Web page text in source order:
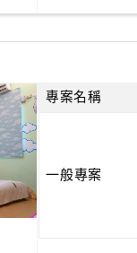
專案名稱
一般專案